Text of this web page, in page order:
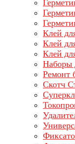
Клей
Клей
Клей
Наборы
Ремонт
Скотч